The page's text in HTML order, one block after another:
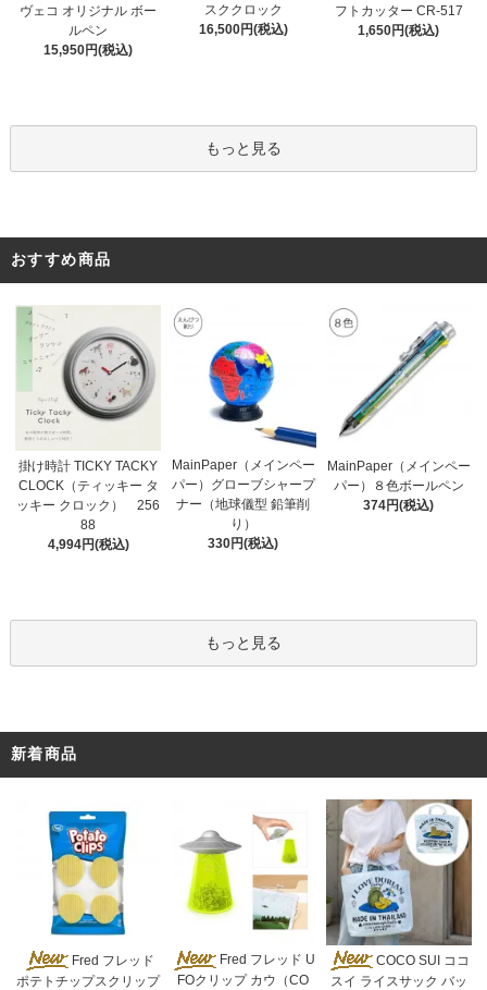
ヴェコ オリジナル ボー
ルペン
15,950円(税込)
スククロック
16,500円(税込)
フトカッター CR-517
1,650円(税込)
もっと見る
おすすめ商品
掛け時計 TICKY TACKY
CLOCK（ティッキー タ
ッキー クロック） 256
88
4,994円(税込)
MainPaper（メインペー
パー）グローブシャープ
ナー（地球儀型 鉛筆削
り）
330円(税込)
MainPaper（メインペー
パー）８色ボールペン
374円(税込)
もっと見る
新着商品
Fred フレッド
ポテトチップスクリップ
Fred フレッド U
FOクリップ カウ（CO
COCO SUI ココ
スイ ライスサック バッ